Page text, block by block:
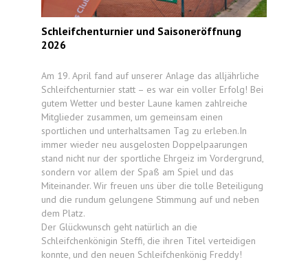
Schleifchenturnier und Saisoneröffnung
2026
Am 19. April fand auf unserer Anlage das alljährliche
Schleifchenturnier statt – es war ein voller Erfolg! Bei
gutem Wetter und bester Laune kamen zahlreiche
Mitglieder zusammen, um gemeinsam einen
sportlichen und unterhaltsamen Tag zu erleben.In
immer wieder neu ausgelosten Doppelpaarungen
stand nicht nur der sportliche Ehrgeiz im Vordergrund,
sondern vor allem der Spaß am Spiel und das
Miteinander. Wir freuen uns über die tolle Beteiligung
und die rundum gelungene Stimmung auf und neben
dem Platz.
Der Glückwunsch geht natürlich an die
Schleifchenkönigin Steffi, die ihren Titel verteidigen
konnte, und den neuen Schleifchenkönig Freddy!